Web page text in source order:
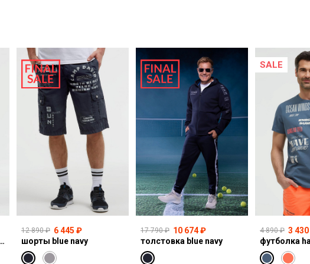
джинсы NI:CO:R611 light vintage print jogg
12 890 ₽ 6 445 ₽
шорты blue navy
17 790 ₽ 10 674 ₽
толстовка blue navy
SALE
4 890 ₽ 3
футболка